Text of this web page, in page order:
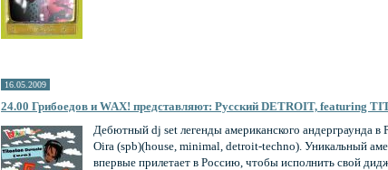
16.05.2009
24.00 Грибоедов и WAX! представляют: Русский DETROIT, featuring
Дебютный dj set легенды американского андерграунда
Oira (spb)(house, minimal, detroit-techno). Уникальный
впервые прилетает в Россию, чтобы исполнить свой